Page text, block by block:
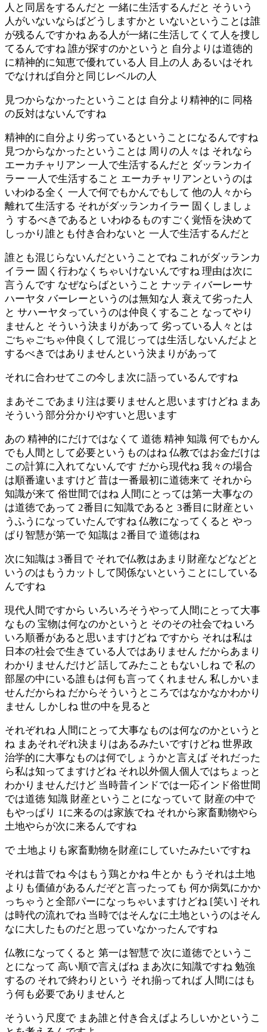
人と同居をするんだと 一緒に生活するんだと そういう
人がいないならばどうしますかと いないということは誰
が残るんですかね ある人が一緒に生活してくて人を捜し
てるんですね 誰が探すのかというと 自分よりは道徳的
に精神的に知恵で優れている人 目上の人 あるいはそれ
でなければ自分と同じレベルの人
見つからなかったということは 自分より精神的に 同格
の反対はないんですね
精神的に自分より劣っているということになるんですね
見つからなかったということは 周りの人々は それなら
エーカチャリアン 一人で生活するんだと ダッランカイ
ラー 一人で生活すること エーカチャリアンというのは
いわゆる全く 一人で何でもかんでもして 他の人々から
離れて生活する それがダッランカイラー 固くしましょ
う するべきであると いわゆるものすごく覚悟を決めて
しっかり誰とも付き合わないと 一人で生活するんだと
誰とも混じらないんだということでね これがダッランカ
イラー 固く行わなくちゃいけないんですね 理由は次に
言うんです なぜならばということ ナッティバーレーサ
ハーヤタ バーレーというのは無知な人 衰えて劣った人
と サハーヤタっていうのは仲良くすること なってやり
ませんと そういう決まりがあって 劣っている人々とは
ごちゃごちゃ仲良くして混じっては生活しないんだよと
するべきではありませんという決まりがあって
それに合わせてこの今しま次に語っているんですね
まあそこであまり注は要りませんと思いますけどね まあ
そういう部分分かりやすいと思います
あの 精神的にだけではなくて 道徳 精神 知識 何でもかん
でも人間として必要というものはね 仏教ではお金だけは
この計算に入れてないんです だから現代ね 我々の場合
は順番違いますけど 昔は一番最初に道徳来て それから
知識が来て 俗世間ではね 人間にとっては第一大事なの
は道徳であって 2番目に知識であると 3番目に財産とい
うふうになっていたんですね 仏教になってくると やっ
ぱり智慧が第一で 知識は 2番目で 道徳はね
次に知識は 3番目で それで仏教はあまり財産などなどと
いうのはもうカットして関係ないということにしている
んですね
現代人間ですから いろいろそうやって人間にとって大事
なもの 宝物は何なのかというと そのその社会でね いろ
いろ順番があると思いますけどね ですから それは私は
日本の社会で生きている人ではありません だからあまり
わかりませんだけど 話してみたこともないしね で 私の
部屋の中にいる誰もは何も言ってくれません 私しかいま
せんだからね だからそういうところではなかなかわかり
ません しかしね 世の中を見ると
それぞれね 人間にとって大事なものは何なのかというと
ね まあそれぞれ決まりはあるみたいですけどね 世界政
治学的に大事なものは何でしょうかと言えば それだった
ら私は知ってますけどね それ以外個人個人ではちょっと
わかりませんだけど 当時昔インドでは一応インド俗世間
では道徳 知識 財産ということになっていて 財産の中で
もやっぱり 1に来るのは家族でね それから家畜動物やら
土地やらが次に来るんですね
で 土地よりも家畜動物を財産にしていたみたいですね
それは昔でね 今はもう鶏とかね 牛とか もうそれは土地
よりも価値があるんだぞと言ったっても 何か病気にかか
っちゃうと全部パーになっちゃいますけどね [笑い] それ
は時代の流れでね 当時ではそんなに土地というのはそん
なに大したものだと思っていなかったんですね
仏教になってくると 第一は智慧で 次に道徳でというこ
とになって 高い順で言えばね まあ次に知識ですね 勉強
するの それで終わりという それ揃ってれば 人間にはも
う何も必要でありませんと
そういう尺度で まあ誰と付き合えばよろしいかというこ